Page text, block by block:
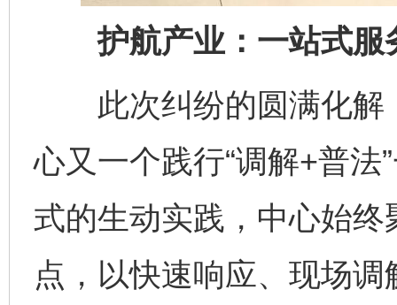
护航产业：一站式服
此次纠纷的圆满化解
心又一个践行“调解+普
式的生动实践，中心始
点，以快速响应、现场